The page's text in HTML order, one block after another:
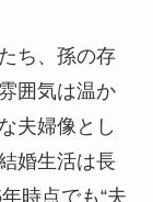
ち、孫の存
囲気は温か
夫婦像とし
婚生活は長
時点でも“夫